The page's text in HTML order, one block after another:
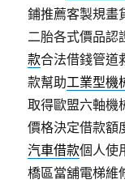
鋪推薦客製規畫
二胎各式價品認
款合法借錢管道
款幫助工業型機
取得歐盟六軸機
價格決定借款額
汽車借款個人使
橋區當舖電梯維